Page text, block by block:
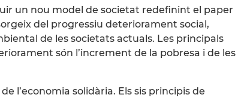
un nou model de societat redefinint el paper
del progressiu deteriorament social,
de les societats actuals. Les principals
són l’increment de la pobresa i de les
l’economia solidària. Els sis principis de